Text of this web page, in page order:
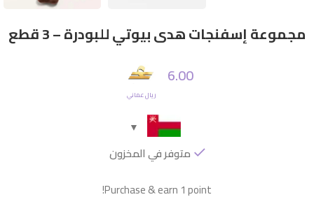
مجموعة إسفنجات هدى بيوتي للبودرة – 3 قطع
6.00
ريال عماني
متوفر في المخزون
Purchase & earn 1 point!